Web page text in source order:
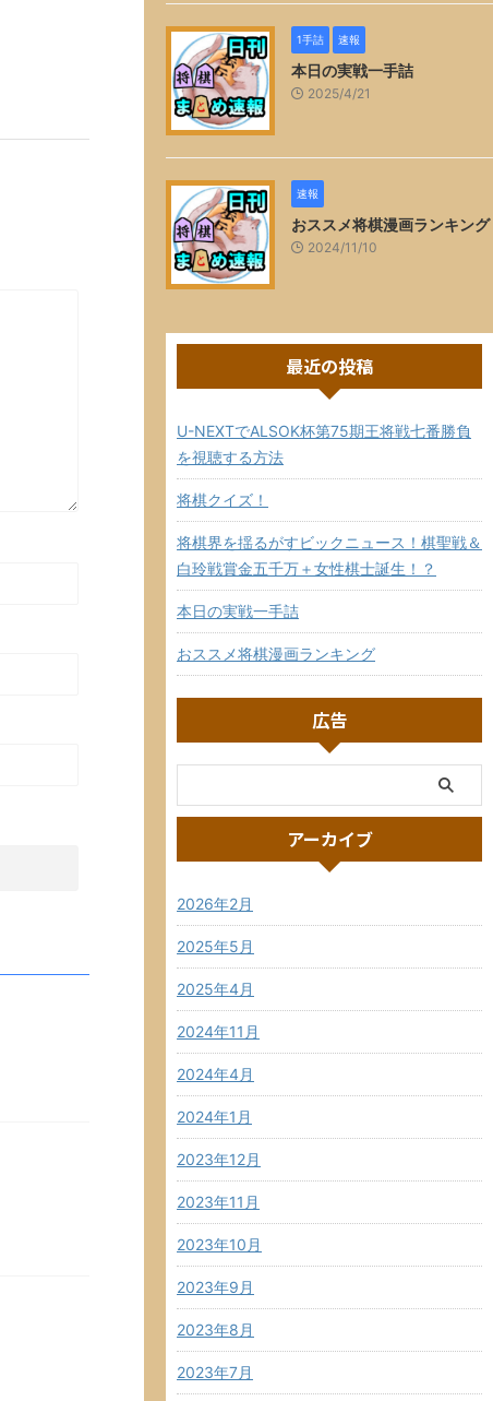
1手詰 速報
本日の実戦一手詰
2025/4/21
速報
おススメ将棋漫画ランキング
2024/11/10
最近の投稿
U-NEXTでALSOK杯第75期王将戦七番勝負
を視聴する方法
将棋クイズ！
将棋界を揺るがすビックニュース！棋聖戦＆
白玲戦賞金五千万＋女性棋士誕生！？
本日の実戦一手詰
おススメ将棋漫画ランキング
広告
アーカイブ
2026年2月
2025年5月
2025年4月
2024年11月
2024年4月
2024年1月
2023年12月
2023年11月
2023年10月
2023年9月
2023年8月
2023年7月